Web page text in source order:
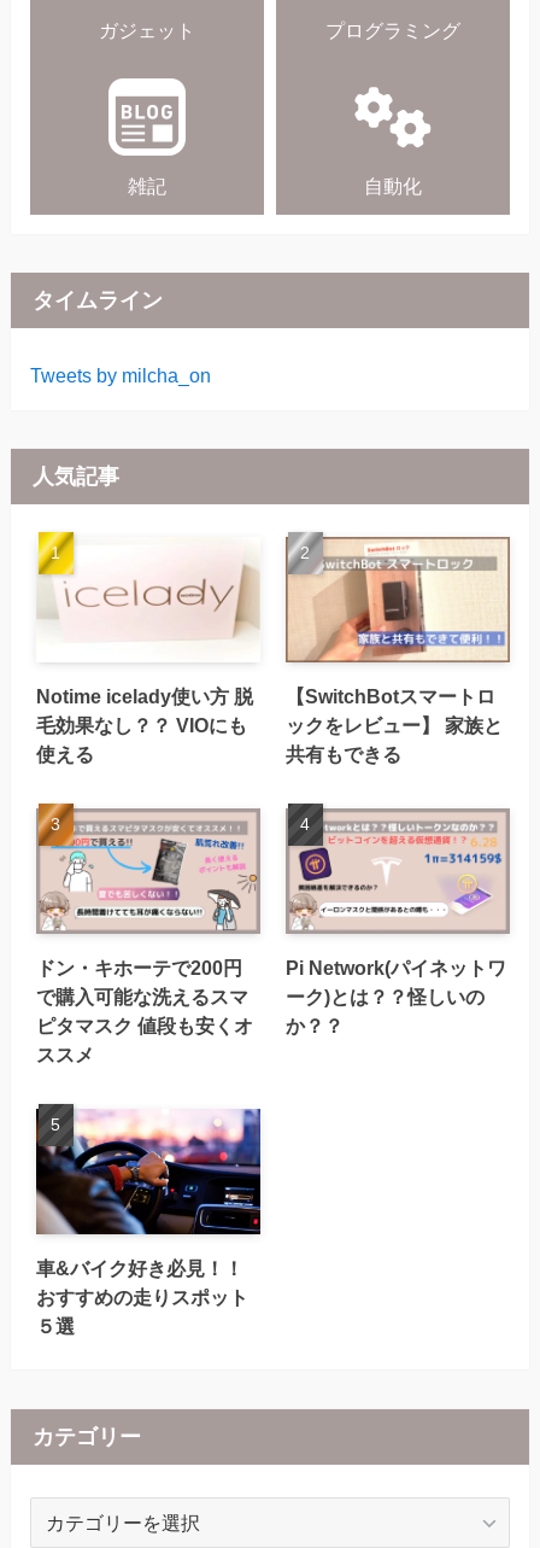
ガジェット プログラミング
雑記 自動化
タイムライン
Tweets by milcha_on
人気記事
Notime icelady使い方 脱
毛効果なし？？ VIOにも
使える
【SwitchBotスマートロ
ックをレビュー】 家族と
共有もできる
ドン・キホーテで200円
で購入可能な洗えるスマ
ピタマスク 値段も安くオ
ススメ
Pi Network(パイネットワ
ーク)とは？？怪しいの
か？？
車&バイク好き必見！！
おすすめの走りスポット
５選
カテゴリー